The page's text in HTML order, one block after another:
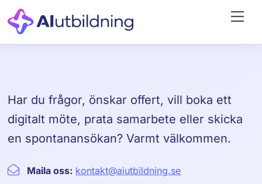
Skip
to
content
Har du frågor, önskar offert, vill boka ett
digitalt möte, prata samarbete eller skicka
en spontanansökan? Varmt välkommen.
Maila oss: kontakt@aiutbildning.se